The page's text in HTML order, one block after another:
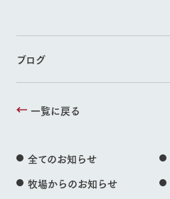
ブログ
一覧に戻る
全てのお知らせ
牧場からのお知らせ